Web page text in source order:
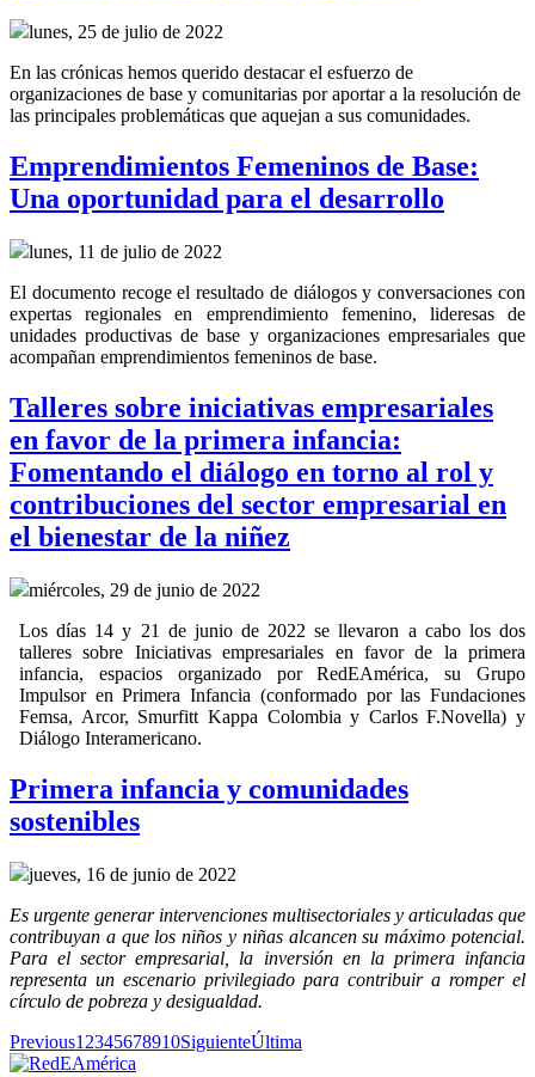
lunes, 25 de julio de 2022
En las crónicas hemos querido destacar el esfuerzo de
organizaciones de base y comunitarias por aportar a la resolución de
las principales problemáticas que aquejan a sus comunidades.
Emprendimientos Femeninos de Base:
Una oportunidad para el desarrollo
lunes, 11 de julio de 2022
El documento recoge el resultado de diálogos y conversaciones con
expertas regionales en emprendimiento femenino, lideresas de
unidades productivas de base y organizaciones empresariales que
acompañan emprendimientos femeninos de base.
Talleres sobre iniciativas empresariales
en favor de la primera infancia:
Fomentando el diálogo en torno al rol y
contribuciones del sector empresarial en
el bienestar de la niñez
miércoles, 29 de junio de 2022
Los días 14 y 21 de junio de 2022 se llevaron a cabo los dos
talleres sobre Iniciativas empresariales en favor de la primera
infancia, espacios organizado por RedEAmérica, su Grupo
Impulsor en Primera Infancia (conformado por las Fundaciones
Femsa, Arcor, Smurfitt Kappa Colombia y Carlos F.Novella) y
Diálogo Interamericano.
Primera infancia y comunidades
sostenibles
jueves, 16 de junio de 2022
Es urgente generar intervenciones multisectoriales y articuladas que
contribuyan a que los niños y niñas alcancen su máximo potencial.
Para el sector empresarial, la inversión en la primera infancia
representa un escenario privilegiado para contribuir a romper el
círculo de pobreza y desigualdad.
Previous1 2345678910SiguienteÚltima